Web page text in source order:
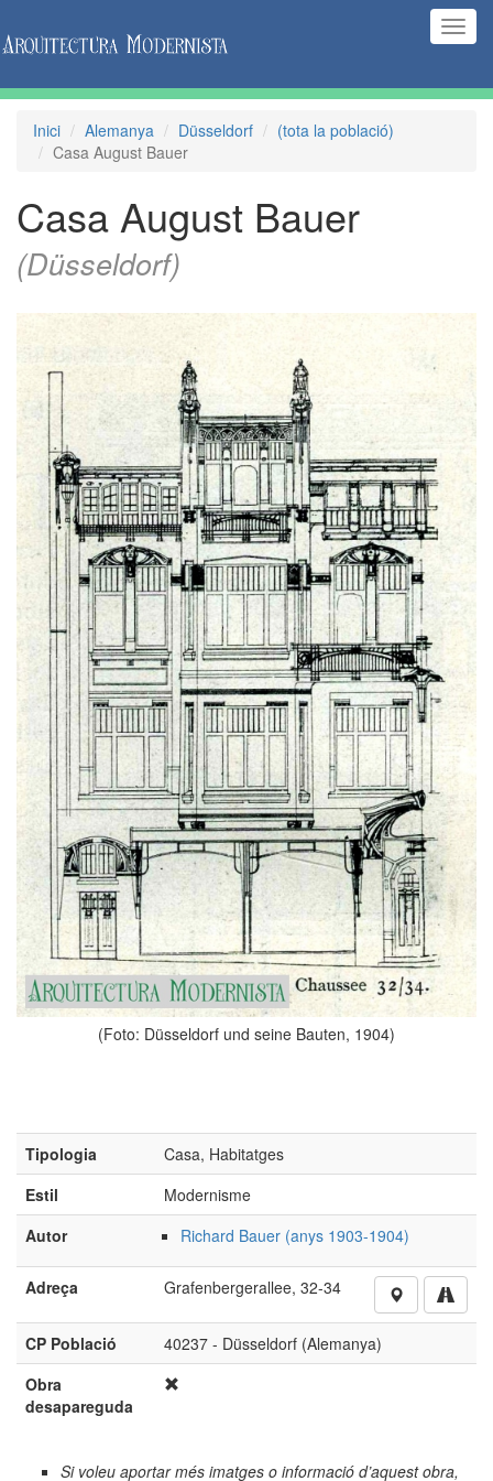
Inici Alemanya Düsseldorf
(tota la població)
Casa August Bauer
Casa August Bauer
(Düsseldorf)
(Foto: Düsseldorf und seine Bauten, 1904)
Tipologia
Casa, Habitatges
Estil
Modernisme
Autor
Richard Bauer (anys 1903-1904)
Adreça Grafenbergerallee, 32-34
CP Població
40237 - Düsseldorf (Alemanya)
Obra
desapareguda
Si voleu aportar més imatges o informació d’aquest obra,